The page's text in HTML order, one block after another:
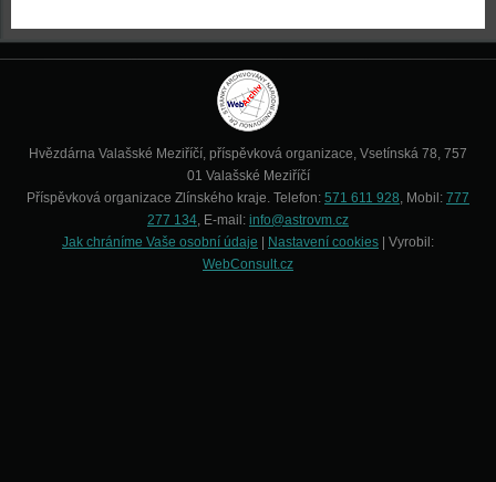
Hvězdárna Valašské Meziříčí, příspěvková organizace, Vsetínská 78, 757
01 Valašské Meziříčí
Příspěvková organizace Zlínského kraje. Telefon: 571 611 928, Mobil: 777
277 134, E-mail: info@astrovm.cz
Jak chráníme Vaše osobní údaje
Nastavení cookies | Vyrobil:
WebConsult.cz